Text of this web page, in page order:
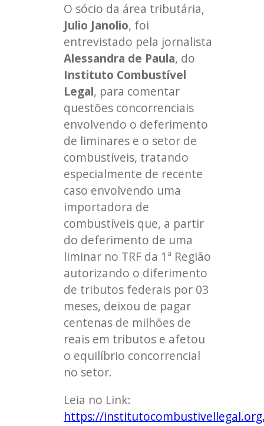
O sócio da área tributária,
Julio Janolio, foi
entrevistado pela jornalista
Alessandra de Paula, do
Instituto Combustível
Legal, para comentar
questões concorrenciais
envolvendo o deferimento
de liminares e o setor de
combustíveis, tratando
especialmente de recente
caso envolvendo uma
importadora de
combustíveis que, a partir
do deferimento de uma
liminar no TRF da 1ª Região
autorizando o diferimento
de tributos federais por 03
meses, deixou de pagar
centenas de milhões de
reais em tributos e afetou
o equilíbrio concorrencial
no setor.
Leia no Link:
https://